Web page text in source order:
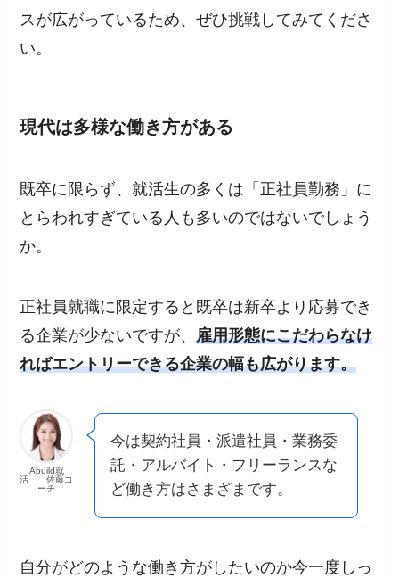
スが広がっているため、ぜひ挑戦してみてくださ
い。
現代は多様な働き方がある
既卒に限らず、就活生の多くは「正社員勤務」に
とらわれすぎている人も多いのではないでしょう
か。
正社員就職に限定すると既卒は新卒より応募でき
る企業が少ないですが、雇用形態にこだわらなけ
ればエントリーできる企業の幅も広がります。
Abuild就
活 佐藤コ
ーチ
今は契約社員・派遣社員・業務委
託・アルバイト・フリーランスな
ど働き方はさまざまです。
自分がどのような働き方がしたいのか今一度しっ